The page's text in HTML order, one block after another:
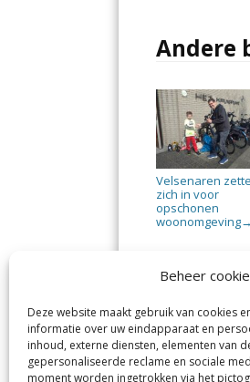
Beheer
Deze website maakt gebruik van cookies
informatie over uw eindapparaat en
inhoud, externe diensten, elementen van
gepersonaliseerde reclame en sociale
moment worden ingetrokken via het
Andere
Velsenaren
zich in voor
opschonen
woonomgeving→
Jutter | Hofgeest
Margadantstraat
1976 DN IJmuiden